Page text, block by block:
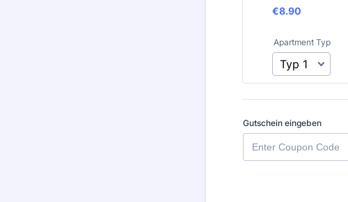
€8.90
€8.90
Apartment Typ
Gutschein eingeben